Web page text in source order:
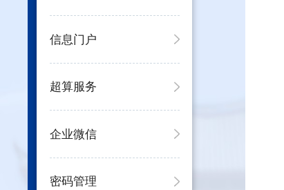
信息门户
超算服务
企业微信
密码管理